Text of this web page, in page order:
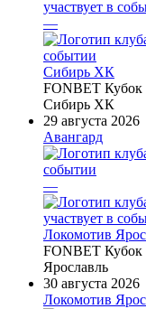
—
Сибирь ХК
FONBET
Сибирь ХК
29 августа 2026
Авангард
—
Локомотив
FONBET
Ярославль
30 августа 2026
Локомотив